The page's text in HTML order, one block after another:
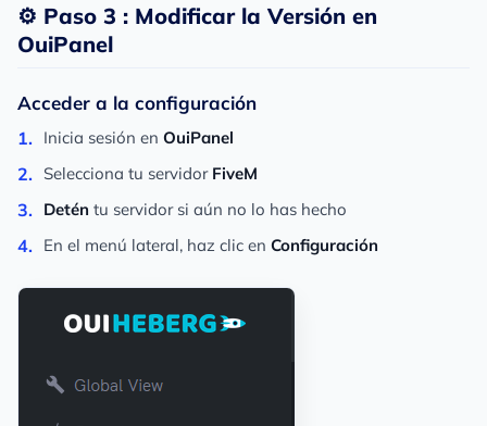
⚙️ Paso 3 : Modificar la Versión en
OuiPanel
Acceder a la configuración
Inicia sesión en OuiPanel
Selecciona tu servidor FiveM
Detén tu servidor si aún no lo has hecho
En el menú lateral, haz clic en Configuración